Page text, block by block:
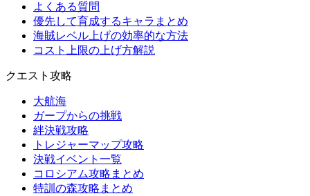
よくある質問
優先して育成するキャラまとめ
海賊レベル上げの効率的な方法
コスト上限の上げ方解説
クエスト攻略
大航海
ガープからの挑戦
絆決戦攻略
トレジャーマップ攻略
決戦イベント一覧
コロシアム攻略まとめ
特訓の森攻略まとめ